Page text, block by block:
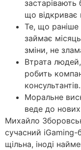
застарівають
що відкриває
Те, що раніше
займає
зміни, не
Втрата
робить
консультантів.
Моральне
веде до
Михайло
сучасний iGaming-
щільна, іноді